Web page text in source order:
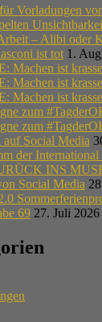
Vorladungen
– Alibi oder
ist tot 1.
Machen ist
Machen ist
Machen ist
zum
zum
Social Media
der
INS
Social Media
69 27. Juli 2026